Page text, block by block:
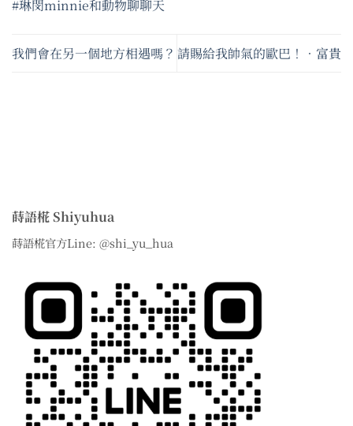
#琳閔minnie和動物聊聊天
我們會在另一個地方相遇嗎？ 請賜給我帥氣的歐巴！•富貴
蒔語椛 Shiyuhua
蒔語椛官方Line: @shi_yu_hua